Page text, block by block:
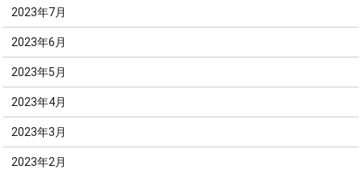
2023年7月
2023年6月
2023年5月
2023年4月
2023年3月
2023年2月